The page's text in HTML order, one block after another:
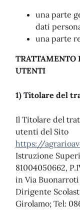
una parte
dati
una parte
TRATTAMENTO
UTENTI
1) Titolare del
Il Titolare del
utenti del Sito
https://
Istruzione
81004050662,
in Via Buonarroti
Dirigente
Girolamo; Tel: